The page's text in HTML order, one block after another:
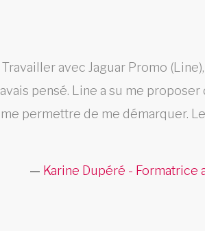
Travailler avec Jaguar Promo
avais pensé. Line a su me
me permettre de me démarquer.
Karine Dupéré - Formatrice